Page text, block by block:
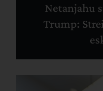
Netanjahu
Trump: